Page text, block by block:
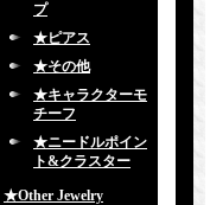
プ
★ピアス
★その他
★キャラクターモ
チーフ
★ニードルポイン
ト&クラスター
★Other Jewelry